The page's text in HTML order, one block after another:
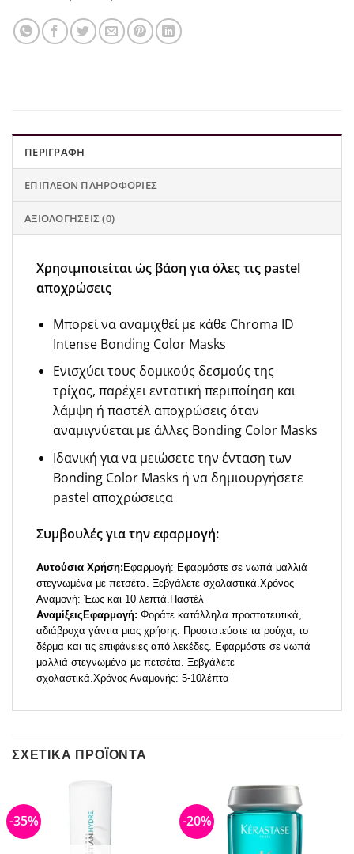
ΠΕΡΙΓΡΑΦΉ
ΕΠΙΠΛΈΟΝ ΠΛΗΡΟΦΟΡΊΕΣ
ΑΞΙΟΛΟΓΉΣΕΙΣ (0)
Xρησιμποιείται ώς βάση για όλες τις pastel
αποχρώσεις
Μπορεί να αναμιχθεί με κάθε Chroma ID
Intense Bonding Color Masks
Ενισχύει τους δομικούς δεσμούς της
τρίχας, παρέχει εντατική περιποίηση και
λάμψη ή παστέλ αποχρώσεις όταν
αναμιγνύεται με άλλες Bonding Color Masks
Ιδανική για να μειώσετε την ένταση των
Bonding Color Masks ή να δημιουργήσετε
pastel αποχρώσειςα
Συμβουλές για την εφαρμογή:
Αυτούσια Χρήση: Εφαρμογή: Εφαρμόστε σε νωπά μαλλιά
στεγνωμένα με πετσέτα. Ξεβγάλετε σχολαστικά.Χρόνος
Αναμονή: Έως και 10 λεπτά.Παστέλ
ΑναμίξειςΕφαρμογή: Φοράτε κατάλληλα προστατευτικά,
αδιάβροχα γάντια μιας χρήσης. Προστατεύστε τα ρούχα, το
δέρμα και τις επιφάνειες από λεκέδες. Εφαρμόστε σε νωπά
μαλλιά στεγνωμένα με πετσέτα. Ξεβγάλετε
σχολαστικά.Χρόνος Αναμονής: 5-10λέπτα
ΣΧΕΤΙΚΆ ΠΡΟΪΌΝΤΑ
-35% -20%